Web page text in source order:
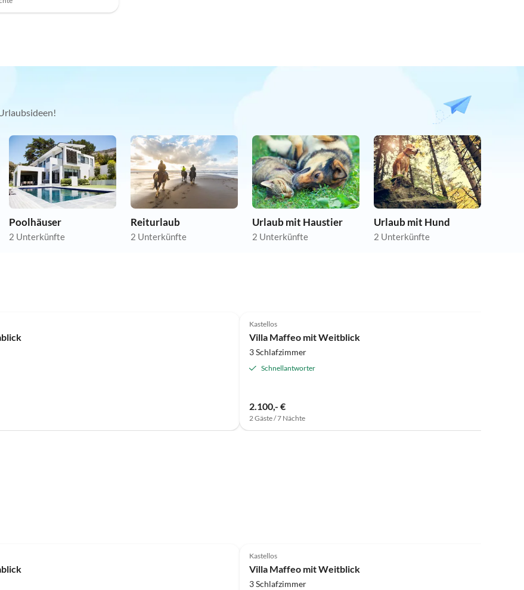
Poolhäuser
2 Unterkünfte
Reiturlaub
2 Unterkünfte
Urlaub mit Haustier
2 Unterkünfte
Urlaub mit Hund
2 Unterkünfte
Kastellos
Villa Maffeo mit Weitblick
3 Schlafzimmer
Schnellantworter
2.100,- €
2 Gäste / 7 Nächte
Kastellos
Villa Maffeo mit Weitblick
3 Schlafzimmer